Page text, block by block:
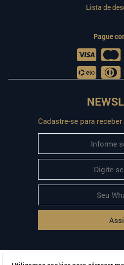
Lista de
Pague
Cadastre-se para